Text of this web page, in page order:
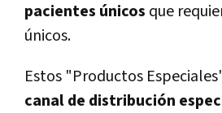
pacientes únicos que
únicos.
Estos "Productos
canal de distribución